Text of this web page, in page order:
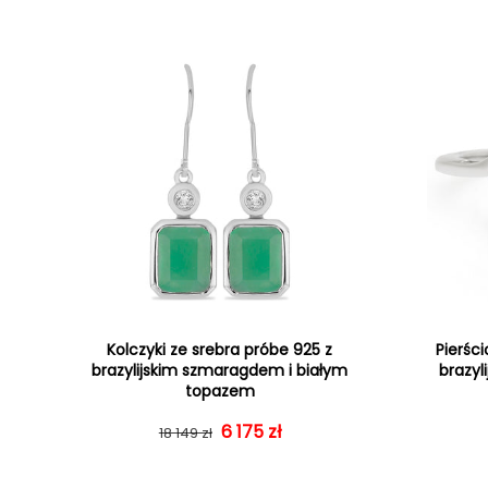
Kolczyki ze srebra próbe 925 z
brazylijskim szmaragdem i białym
topazem
Cena regularna
18 149 zł Cena sprzedaży
6 175 zł